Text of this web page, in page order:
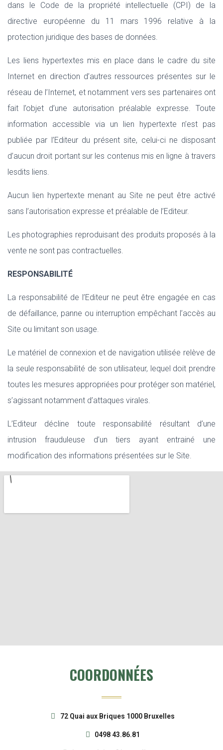
dans le Code de la propriété intellectuelle (CPI) de la
directive européenne du 11 mars 1996 relative à la
protection juridique des bases de données.
Les liens hypertextes mis en place dans le cadre du site
Internet en direction d’autres ressources présentes sur le
réseau de l’Internet, et notamment vers ses partenaires ont
fait l’objet d’une autorisation préalable expresse. Toute
information accessible via un lien hypertexte n’est pas
publiée par l’Editeur du présent site, celui-ci ne disposant
d’aucun droit portant sur les contenus mis en ligne à travers
lesdits liens.
Aucun lien hypertexte menant au Site ne peut être activé
sans l’autorisation expresse et préalable de l’Editeur.
Les photographies reproduisant des produits proposés à la
vente ne sont pas contractuelles.
RESPONSABILITÉ
La responsabilité de l’Editeur ne peut être engagée en cas
de défaillance, panne ou interruption empêchant l’accès au
Site ou limitant son usage.
Le matériel de connexion et de navigation utilisée relève de
la seule responsabilité de son utilisateur, lequel doit prendre
toutes les mesures appropriées pour protéger son matériel,
s’agissant notamment d’attaques virales.
L’Editeur décline toute responsabilité résultant d’une
intrusion frauduleuse d’un tiers ayant entrainé une
modification des informations présentées sur le Site.
COORDONNÉES
72 Quai aux Briques 1000 Bruxelles
0498 43.86.81